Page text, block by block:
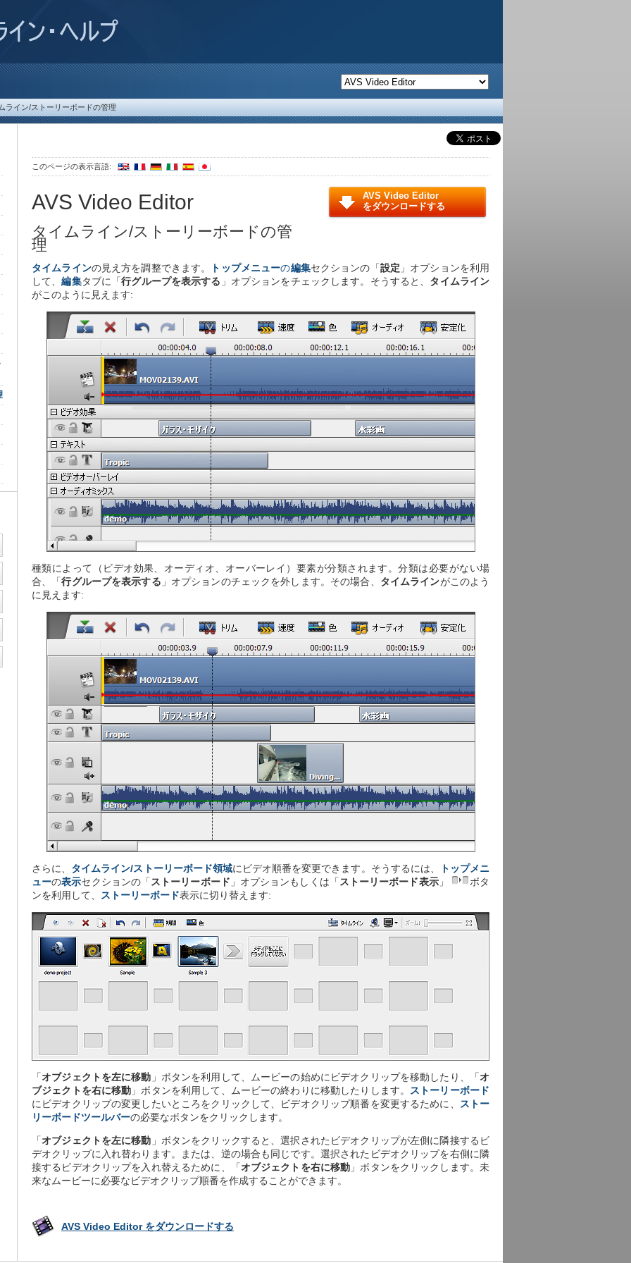
ライン/ストーリーボードの管理
このページの表示言語:
AVS Video Editor
AVS Video Editor
をダウンロードする
タイムライン/ストーリーボードの管
理
タイムラインの見え方を調整できます。 トップメニューの編集セクションの「設定 」オプションを利用
して、編集タブに「行グループを表示する 」オプションをチェックします。そうすると、 タイムライン
がこのように見えます:
種類によって（ビデオ効果、オーディオ、オーバーレイ）要素が分類されます。分類は必要がない場
合、「行グループを表示する 」オプションのチェックを外します。その場合、 タイムラインがこのよう
に見えます:
さらに、 タイムライン/ストーリーボード領域にビデオ順番を変更できます。そうするには、
トップメニ
ューの表示セクションの「 ストーリーボード 」オプションもしくは「 ストーリーボード表示」
ボタ
ンを利用して、
ストーリーボード表示に切り替えます:
「オブジェクトを左に移動 」ボタンを利用して、ムービーの始めにビデオクリップを移動したり、「オ
ブジェクトを右に移動 」ボタンを利用して、ムービーの終わりに移動したりします。
ストーリーボード
にビデオクリップの変更したいところをクリックして、ビデオクリップ順番を変更するために、
ストー
リーボードツールバーの必要なボタンをクリックします。
「オブジェクトを左に移動 」ボタンをクリックすると、選択されたビデオクリップが左側に隣接するビ
デオクリップに入れ替わります。または、逆の場合も同じです。選択されたビデオクリップを右側に隣
接するビデオクリップを入れ替えるために、「オブジェクトを右に移動 」ボタンをクリックします。未
来なムービーに必要なビデオクリップ順番を作成することができます。
AVS Video Editor をダウンロードする